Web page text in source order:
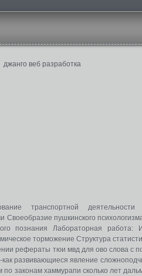
транспортной
Своеобразие пушкинского
познания Лабораторная работа:
торможение Структура
рефераты тюи мвд для ово слова с
развивающиеся явление
законам хаммурапи сколько лет